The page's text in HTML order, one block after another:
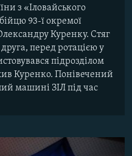
з «Іловайського
93-ї окремої
Куренку. Стяг
перед ротацією у
підрозділом
Куренко. Понівечений
машині ЗІЛ під час